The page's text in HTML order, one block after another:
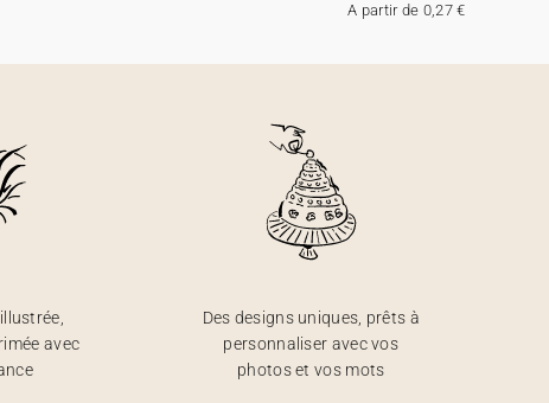
A partir de 0,27 €
avec
Des designs uniques, prêts à
personnaliser avec vos
photos et vos mots